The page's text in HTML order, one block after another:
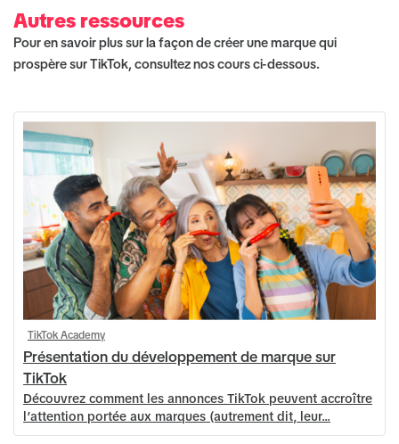
Autres ressources
Pour en savoir plus sur la façon de créer une marque qui
prospère sur TikTok, consultez nos cours ci-dessous.
TikTok Academy
Présentation du développement de marque sur
TikTok
Découvrez comment les annonces TikTok peuvent accroître
l’attention portée aux marques (autrement dit, leur